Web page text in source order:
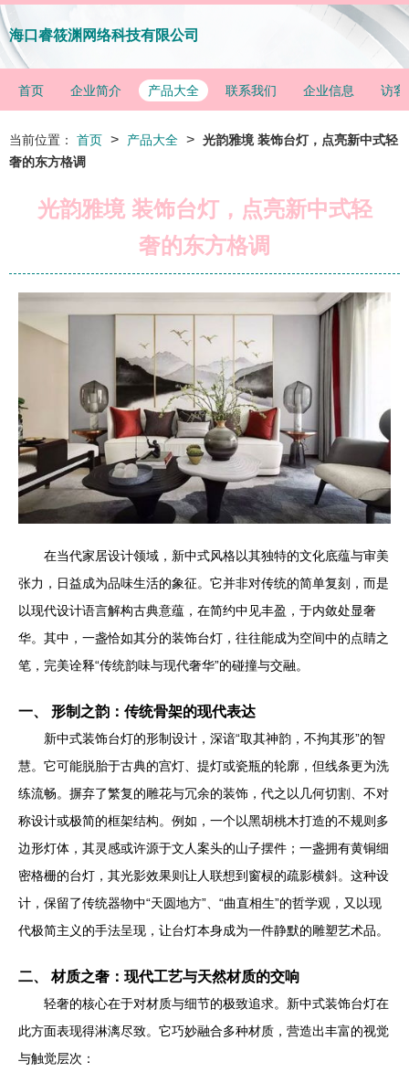
海口睿筱渊网络科技有限公司
首页 企业简介 产品大全 联系我们 企业信息 访客
当前位置： 首页 > 产品大全 > 光韵雅境 装饰台灯，点亮新中式轻
奢的东方格调
光韵雅境 装饰台灯，点亮新中式轻
奢的东方格调
在当代家居设计领域，新中式风格以其独特的文化底蕴与审美
张力，日益成为品味生活的象征。它并非对传统的简单复刻，而是
以现代设计语言解构古典意蕴，在简约中见丰盈，于内敛处显奢
华。其中，一盏恰如其分的装饰台灯，往往能成为空间中的点睛之
笔，完美诠释“传统韵味与现代奢华”的碰撞与交融。
一、 形制之韵：传统骨架的现代表达
新中式装饰台灯的形制设计，深谙“取其神韵，不拘其形”的智
慧。它可能脱胎于古典的宫灯、提灯或瓷瓶的轮廓，但线条更为洗
练流畅。摒弃了繁复的雕花与冗余的装饰，代之以几何切割、不对
称设计或极简的框架结构。例如，一个以黑胡桃木打造的不规则多
边形灯体，其灵感或许源于文人案头的山子摆件；一盏拥有黄铜细
密格栅的台灯，其光影效果则让人联想到窗棂的疏影横斜。这种设
计，保留了传统器物中“天圆地方”、“曲直相生”的哲学观，又以现
代极简主义的手法呈现，让台灯本身成为一件静默的雕塑艺术品。
二、 材质之奢：现代工艺与天然材质的交响
轻奢的核心在于对材质与细节的极致追求。新中式装饰台灯在
此方面表现得淋漓尽致。它巧妙融合多种材质，营造出丰富的视觉
与触觉层次：